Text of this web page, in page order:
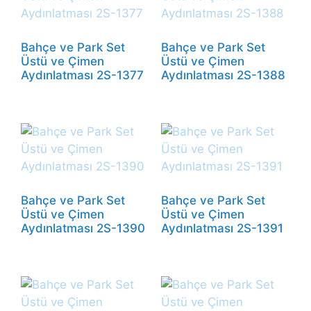
Bahçe ve Park Set
Üstü ve Çimen
Aydınlatması 2S-1377
Bahçe ve Park Set
Üstü ve Çimen
Aydınlatması 2S-1388
Bahçe ve Park Set
Üstü ve Çimen
Aydınlatması 2S-1390
Bahçe ve Park Set
Üstü ve Çimen
Aydınlatması 2S-1391